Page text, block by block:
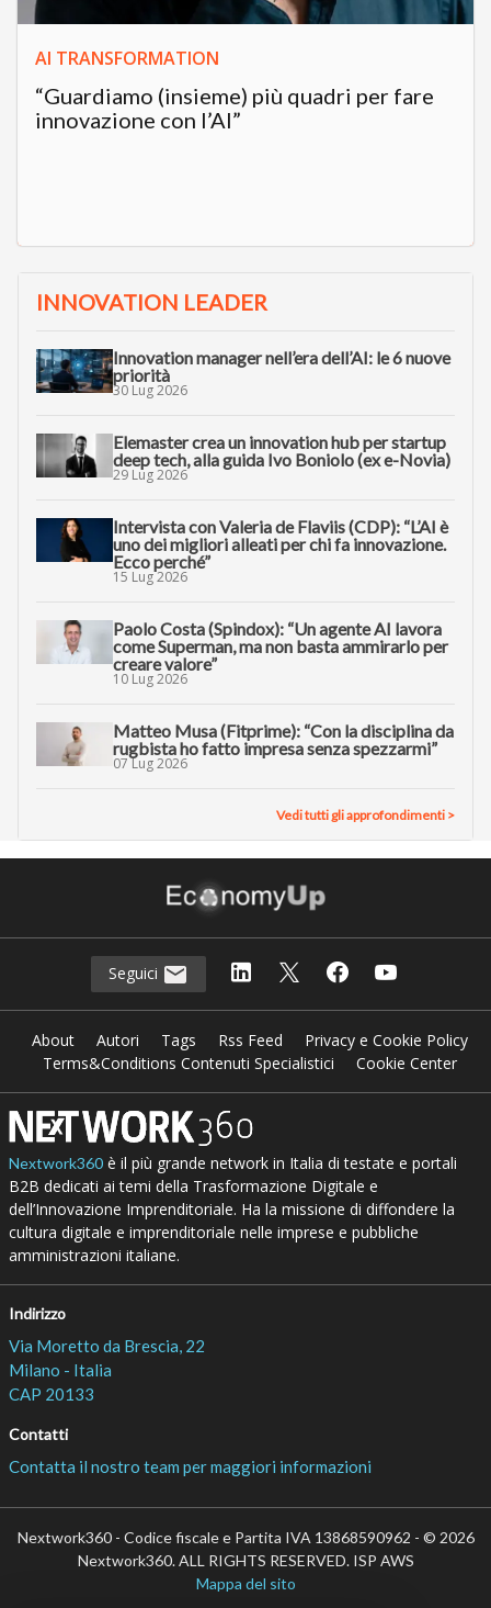
AI TRANSFORMATION
“Guardiamo (insieme) più quadri per fare
innovazione con l’AI”
INNOVATION LEADER
Innovation manager nell’era dell’AI: le 6 nuove
priorità
30 Lug 2026
Elemaster crea un innovation hub per startup
deep tech, alla guida Ivo Boniolo (ex e-Novia)
29 Lug 2026
Intervista con Valeria de Flaviis (CDP): “L’AI è
uno dei migliori alleati per chi fa innovazione.
Ecco perché”
15 Lug 2026
Paolo Costa (Spindox): “Un agente AI lavora
come Superman, ma non basta ammirarlo per
creare valore”
10 Lug 2026
Matteo Musa (Fitprime): “Con la disciplina da
rugbista ho fatto impresa senza spezzarmi”
07 Lug 2026
Vedi tutti gli approfondimenti >
Seguici
About Autori Tags Rss Feed
Privacy e Cookie Policy
Terms&Conditions Contenuti Specialistici
Cookie Center
Nextwork360è il più grande network in Italia di testate e portali
B2B dedicati ai temi della Trasformazione Digitale e
dell’Innovazione Imprenditoriale. Ha la missione di diffondere la
cultura digitale e imprenditoriale nelle imprese e pubbliche
amministrazioni italiane.
Indirizzo
Via Moretto da Brescia, 22
Milano - Italia
CAP 20133
Contatti
Contatta il nostro team per maggiori informazioni
Nextwork360 - Codice fiscale e Partita IVA 13868590962 - © 2026
Nextwork360. ALL RIGHTS RESERVED. ISP AWS
Mappa del sito